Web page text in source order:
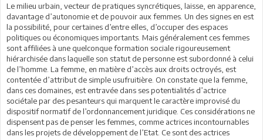
Le milieu urbain, vecteur de pratiques syncrétiques, laisse, en apparence,
davantage d’autonomie et de pouvoir aux femmes. Un des signes en est
la possibilité, pour certaines d’entre elles, d’occuper des espaces
politiques ou économiques importants. Mais généralement ces femmes
sont affiliées à une quelconque formation sociale rigoureusement
hiérarchisée dans laquelle son statut de personne est subordonné à celui
de l’homme. La femme, en matière d’accès aux droits octroyés, est
contentée d’attribut de simple usufruitière. On constate que la femme,
dans ces domaines, est entravée dans ses potentialités d’actrice
sociétale par des pesanteurs qui marquent le caractère improvisé du
dispositif normatif de l’ordonnancement juridique. Ces considérations ne
dispensent pas de penser les femmes, comme actrices incontournables
dans les projets de développement de l’Etat. Ce sont des actrices